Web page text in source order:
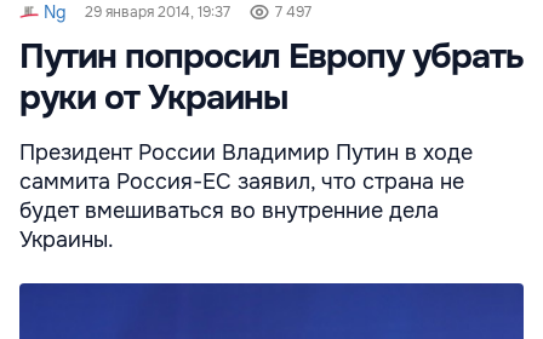
Ng 29 января 2014, 19:37 7 497
Путин попросил Европу убрать
руки от Украины
Президент России Владимир Путин в ходе
саммита Россия-ЕС заявил, что страна не
будет вмешиваться во внутренние дела
Украины.